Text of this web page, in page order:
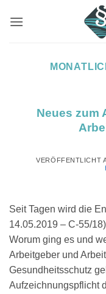
Inhalt
Neues zum
VERÖFFENTLICHT
Seit Tagen wird die
14.05.2019 – C-55/
Worum ging es und
Arbeitgeber und
Gesundheitsschutz
Aufzeichnungspflicht